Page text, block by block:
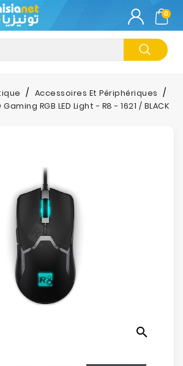
0
Accessoires Et Périphériques
Gaming RGB LED Light - R8 - 1621 / BLACK
search